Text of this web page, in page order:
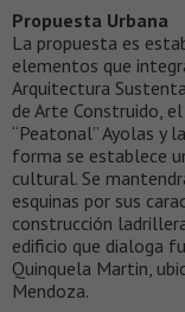
Propuesta Urbana
La propuesta es
elementos que
Arquitectura
de Arte Construido,
“Peatonal” Ayolas y
forma se establece
cultural. Se
esquinas por sus
construcción
edificio que dialoga
Quinquela Martin,
Mendoza.